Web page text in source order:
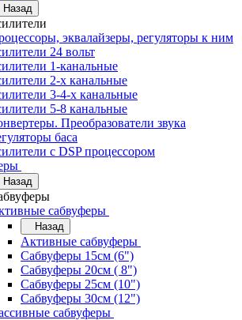
Назад
эквалайзеры, регуляторы к ним
24 вольт
1-канальные
2-х канальные
3-4-х канальные
5-8 канальные
Преобразователи звука
баса
с DSP процессором
Назад
сабвуферы
Назад
Активные сабвуферы
Сабвуферы 15см (6")
Сабвуферы 20см ( 8")
Сабвуферы 25см (10")
Сабвуферы 30см (12")
сабвуферы